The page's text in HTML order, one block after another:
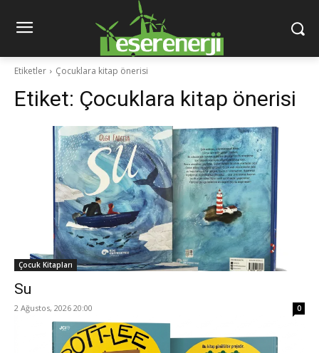
Etiketler Çocuklara kitap önerisi
Etiket: Çocuklara kitap önerisi
Çocuk Kitapları
Su
2 Ağustos, 2026 20:00 0